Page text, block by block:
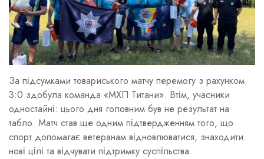
За підсумками товариського матчу перемогу з рахунком
3:0 здобула команда «МХП Титани». Втім, учасники
одностайні: цього дня головним був не результат на
табло. Матч став ще одним підтвердженням того, що
спорт допомагає ветеранам відновлюватися, знаходити
нові цілі та відчувати підтримку суспільства.